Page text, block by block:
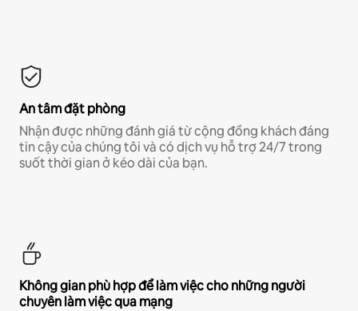
An tâm đặt phòng
Nhận được những đánh giá từ cộng đồng khách đáng
tin cậy của chúng tôi và có dịch vụ hỗ trợ 24/7 trong
suốt thời gian ở kéo dài của bạn.
Không gian phù hợp để làm việc cho những người
chuyên làm việc qua mạng